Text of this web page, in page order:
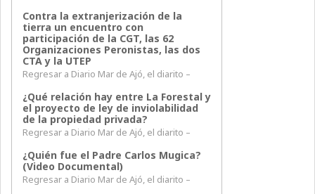
Contra la extranjerización de la
tierra un encuentro con
participación de la CGT, las 62
Organizaciones Peronistas, las dos
CTA y la UTEP
Regresar a Diario Mar de Ajó, el diarito –
¿Qué relación hay entre La Forestal y
el proyecto de ley de inviolabilidad
de la propiedad privada?
Regresar a Diario Mar de Ajó, el diarito –
¿Quién fue el Padre Carlos Mugica?
(Video Documental)
Regresar a Diario Mar de Ajó, el diarito –